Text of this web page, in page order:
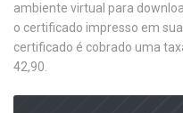
ambiente virtual para
o certificado impresso em
certificado é cobrado uma
42,90.